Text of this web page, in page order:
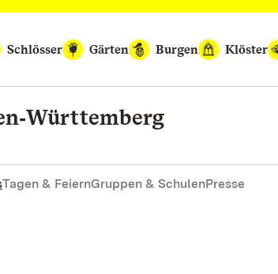
Schlösser
Gärten Burgen Klöster
Tagen & FeiernGruppen & SchulenPresse